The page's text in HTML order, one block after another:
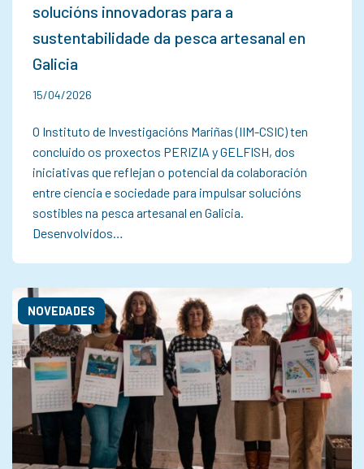
solucións innovadoras para a
sustentabilidade da pesca artesanal en
Galicia
15/04/2026
O Instituto de Investigacións Mariñas (IIM-CSIC) ten
concluido os proxectos PERIZIA y GELFISH, dos
iniciativas que reflejan o potencial da colaboración
entre ciencia e sociedade para impulsar solucións
sostibles na pesca artesanal en Galicia.
Desenvolvidos…
NOVEDADES